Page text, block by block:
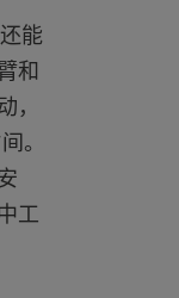
能
和
，
。
工